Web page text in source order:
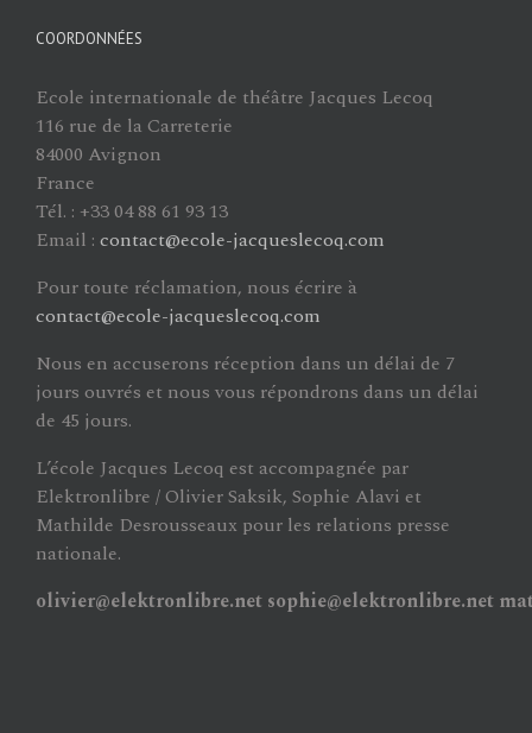
COORDONNÉES
Ecole internationale de théâtre Jacques Lecoq
116 rue de la Carreterie
84000 Avignon
France
Tél. : +33 04 88 61 93 13
Email : contact@ecole-jacqueslecoq.com
Pour toute réclamation, nous écrire à
contact@ecole-jacqueslecoq.com
Nous en accuserons réception dans un délai de 7
jours ouvrés et nous vous répondrons dans un délai
de 45 jours.
L’école Jacques Lecoq est accompagnée par
Elektronlibre / Olivier Saksik, Sophie Alavi et
Mathilde Desrousseaux pour les relations presse
nationale.
olivier@elektronlibre.net sophie@elektronlibre.net